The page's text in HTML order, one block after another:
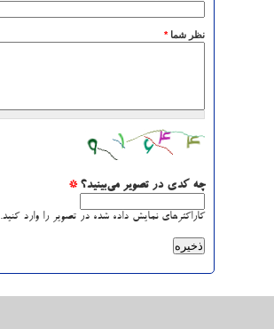
نظر شما*
چه کدی در تصویر می‌بینید؟*
کاراکترهای نمایش داده شده در تصویر را وارد کنید.